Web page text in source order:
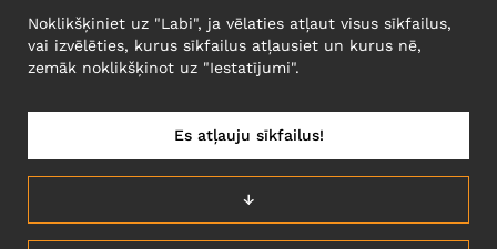
Narva mnt 5, EE-10117 Tallinn
Reg: 12356245
Uzmanību! Nesūtiet preces atpakaļ uz šo adresi!
LATVIJA/LATVIEŠU
Noklikšķiniet uz "Labi", ja vēlaties atļaut visus sīkfailus,
vai izvēlēties, kurus sīkfailus atļausiet un kurus nē,
zemāk noklikšķinot uz "Iestatījumi".
↓
Es atļauju sīkfailus!